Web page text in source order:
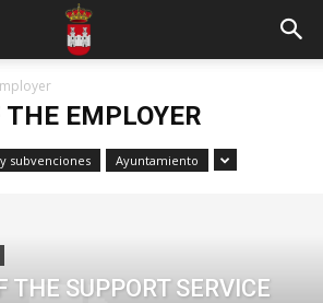
THE EMPLOYER
subvenciones Ayuntamiento
THE SUPPORT SERVICE